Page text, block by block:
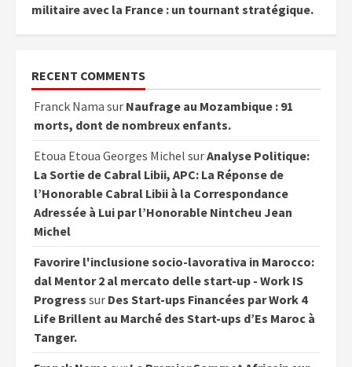
militaire avec la France : un tournant stratégique.
RECENT COMMENTS
Franck Nama sur Naufrage au Mozambique : 91
morts, dont de nombreux enfants.
Etoua Etoua Georges Michel surAnalyse Politique:
La Sortie de Cabral Libii, APC: La Réponse de
l’Honorable Cabral Libii à la Correspondance
Adressée à Lui par l’Honorable Nintcheu Jean
Michel
Favorire l'inclusione socio-lavorativa in Marocco:
dal Mentor 2 al mercato delle start-up - Work IS
Progress sur Des Start-ups Financées par Work 4
Life Brillent au Marché des Start-ups d’Es Maroc à
Tanger.